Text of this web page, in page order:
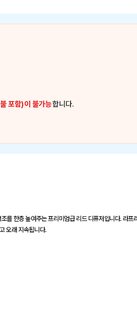
포함)이 불가능합니다.
를 한층 높여주는 프리미엄급 리드 디퓨저입니다. 라프
오래 지속됩니다.